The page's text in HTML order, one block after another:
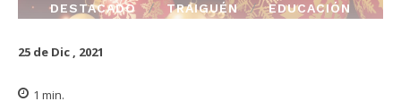
DESTACADO TRAIGUÉN EDUCACIÓN
25 de Dic , 2021
1 min.